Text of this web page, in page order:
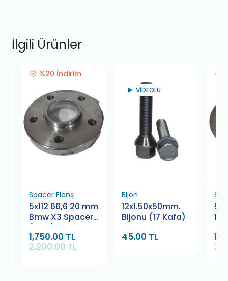
İlgili Ürünler
%20 İndirim
Spacer Flanş
5x112 66,6 20 mm
Bmw X3 Spacer
(Çifti)
1,750.00 TL
2,200.00 TL
VİDEOLU
Bijon
12x1.50x50mm.
Bijonu (17 Kafa)
45.00 TL
15